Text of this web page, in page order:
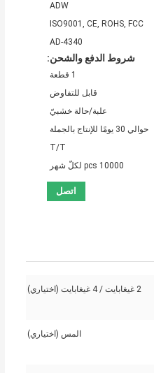
ADW
ISO9001, CE, ROHS, FCC
AD-4340
شروط الدفع والشحن:
1 قطعة
قابل للتفاوض
علبة/حالة خشبيّ
حوالي 30 يومًا للإنتاج بالجملة
T/T
10000 pcs لكلّ شهر
اتصل
2 غيغابايت / 4 غيغابايت (اختياري)
المس (اختياري)